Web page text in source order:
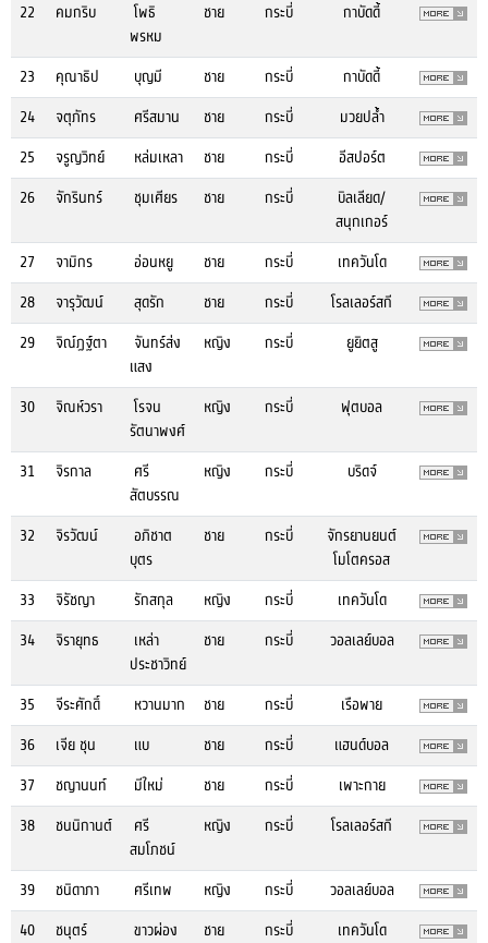
22
คมกริบ
โพธิ
พรหม
ชาย กระบี่ กาบัดดี้
23 คุณาธิป บุญมี ชาย กระบี่
กาบัดดี้
24
จตุภัทร ศรีสมาน ชาย กระบี่
มวยปล้ำ
25
จรูญวิทย์ หล่มเหลา ชาย กระบี่
อีสปอร์ต
26
จักรินทร์ ชุมเศียร ชาย กระบี่
บิลเลียด/
สนุกเกอร์
27
จามิกร อ่อนหยู ชาย กระบี่
เทควันโด
28
จารุวัฒน์ สุดรัก ชาย กระบี่
โรลเลอร์สกี
29
จิณ์ฏฐ์ตา
จันทร์ส่ง
แสง
หญิง กระบี่ ยูยิตสู
30 จิณห์วรา
โรจน
รัตนาพงศ์
หญิง กระบี่ ฟุตบอล
31 จิรกาล
ศรี
สัตบรรณ
หญิง กระบี่ บริดจ์
32 จิรวัฒน์
อภิชาต
บุตร
ชาย กระบี่
จักรยานยนต์
โมโตครอส
33
จิรัชญา รักสกุล หญิง กระบี่
เทควันโด
34
จิรายุทธ
เหล่า
ประชาวิทย์
ชาย กระบี่ วอลเลย์บอล
35 จีระศักดิ์ หวานมาก ชาย กระบี่
เรือพาย
36
เจีย ชุน แบ ชาย กระบี่
แฮนด์บอล
37
ชญานนท์ มีใหม่ ชาย กระบี่
เพาะกาย
38
ชนนิกานต์
ศรี
สมโภชน์
หญิง กระบี่ โรลเลอร์สกี
39 ชนิดาภา ศรีเทพ หญิง กระบี่
วอลเลย์บอล
40
ชนุตร์ ขาวผ่อง ชาย กระบี่
เทควันโด